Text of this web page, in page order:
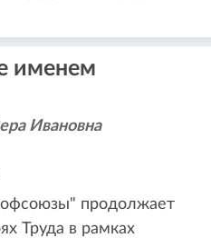
именем
Ивановна
продолжает
Труда в рамках